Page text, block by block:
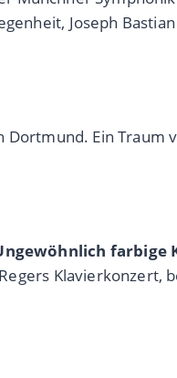
Joseph
Dortmund. Ein
farbige